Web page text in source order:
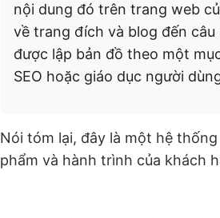
nội dung đó trên trang web
về trang đích và blog đến
được lập bản đồ theo một
SEO hoặc giáo dục người
Nói tóm lại, đây là một hệ
phẩm và hành trình của khách